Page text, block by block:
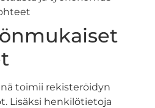
toimii rekisteröidyn
Lisäksi henkilötietoja